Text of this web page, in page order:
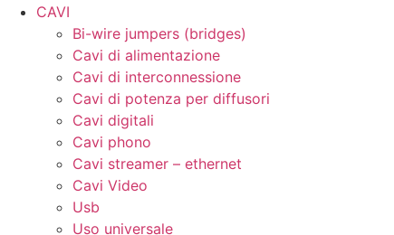
CAVI
Bi-wire jumpers (bridges)
Cavi di alimentazione
Cavi di interconnessione
Cavi di potenza per diffusori
Cavi digitali
Cavi phono
Cavi streamer – ethernet
Cavi Video
Usb
Uso universale